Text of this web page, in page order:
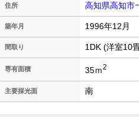
住所 高知県高知市
築年月 1996年12月
間取り 1DK (洋室10
専有面積 35ｍ2
主要採光面 南